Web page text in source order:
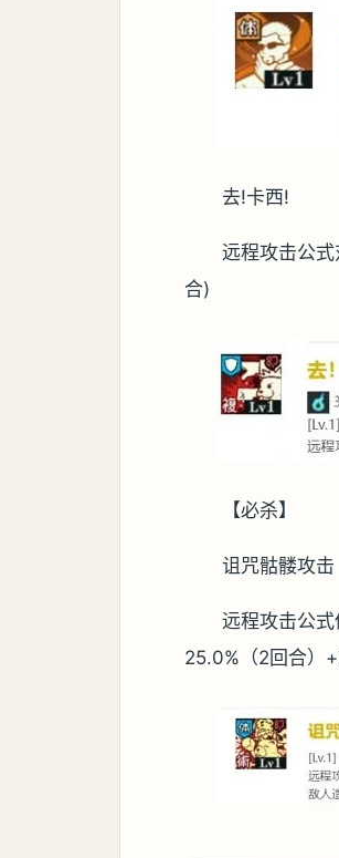
去!卡西!
远程攻击公
合)
【必杀】
诅咒骷髅攻击
远程攻击公
25.0%（2回合）